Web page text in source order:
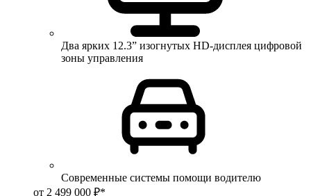
Два ярких 12.3” изогнутых HD-дисплея цифровой
зоны управления
Современные системы помощи водителю
от 2 499 000 ₽*